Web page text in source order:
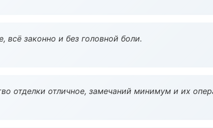
всё законно и без головной боли.
отделки отличное, замечаний минимум и их